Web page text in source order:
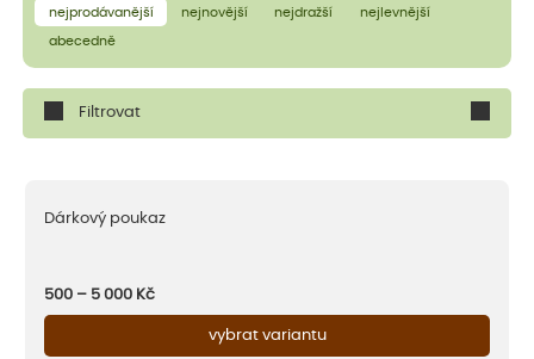
nejprodávanější nejnovější nejdražší nejlevnější
abecedně
Filtrovat
Dárkový poukaz
500 – 5 000 Kč
vybrat variantu